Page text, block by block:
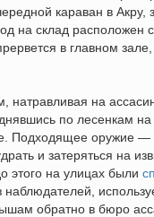
караван в Акру,
на склад расположен
в главном
натравливая на
по лесенкам
Подходящее оружие —
и затеряться на
этого на улицах были
обратно в бюро